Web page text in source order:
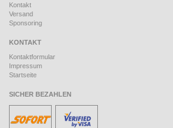
Kontakt
Versand
Sponsoring
KONTAKT
Kontaktformular
Impressum
Startseite
SICHER BEZAHLEN